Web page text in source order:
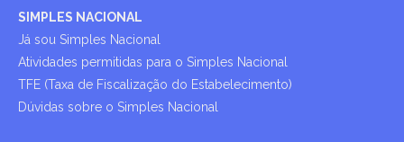
SIMPLES NACIONAL
Já sou Simples Nacional
Atividades permitidas para o Simples Nacional
TFE (Taxa de Fiscalização do Estabelecimento)
Dúvidas sobre o Simples Nacional